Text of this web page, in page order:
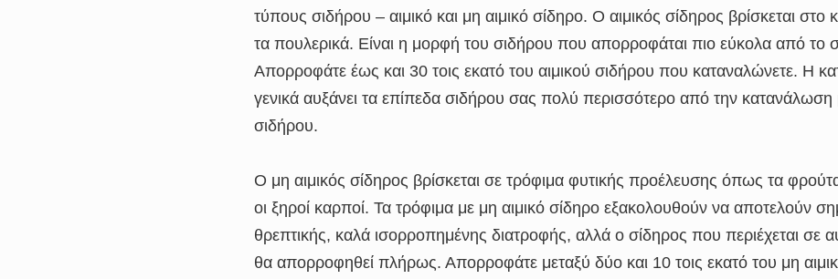
τύπους σιδήρου – αιμικό και μη αιμικό σίδηρο. Ο αιμικός σίδηρος βρίσκεται στο
τα πουλερικά. Είναι η μορφή του σιδήρου που απορροφάται πιο εύκολα από το
Απορροφάτε έως και 30 τοις εκατό του αιμικού σιδήρου που καταναλώνετε. Η
γενικά αυξάνει τα επίπεδα σιδήρου σας πολύ περισσότερο από την κατανάλωση
σιδήρου.
Ο μη αιμικός σίδηρος βρίσκεται σε τρόφιμα φυτικής προέλευσης όπως τα
οι ξηροί καρποί. Τα τρόφιμα με μη αιμικό σίδηρο εξακολουθούν να αποτελούν
θρεπτικής, καλά ισορροπημένης διατροφής, αλλά ο σίδηρος που περιέχεται σε
θα απορροφηθεί πλήρως. Απορροφάτε μεταξύ δύο και 10 τοις εκατό του μη